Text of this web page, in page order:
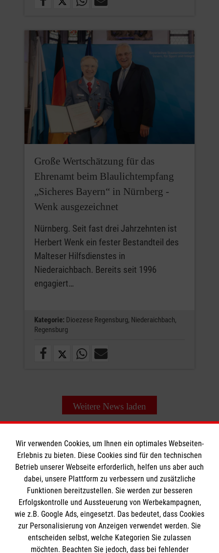
Große Wertschätzung für das
Ehrenamt beim Blaulichtempfang
„Sicheres Bayern“ in Nürnberg -
Wenk ausgezeichnet
Nürnberg. Seit fast drei Jahrzehnten ist
Herbert Wenk ein fester Bestandteil des
Malteser Hilfsdienstes in
Niederaichbach. Bereits seit 1996
engagiert…
Kategorie: Dioezese Regensburg, Niederaichbach,
Regensburg
Weitere News laden
Informationen
Impressum
Datenschutz
Kontakt
Die Malteser
Wir verwenden Cookies, um Ihnen ein optimales Webseiten-
Erlebnis zu bieten. Diese Cookies sind für den technischen
Betrieb unserer Webseite erforderlich, helfen uns aber auch
dabei, unsere Plattform zu verbessern und zusätzliche
Funktionen bereitzustellen. Sie werden zur besseren
Erfolgskontrolle und Aussteuerung von Werbekampagnen,
wie z.B. Google Ads, eingesetzt. Das bedeutet, dass Cookies
zur Personalisierung von Anzeigen verwendet werden. Sie
entscheiden selbst, welche Kategorien Sie zulassen
möchten. Beachten Sie jedoch, dass bei fehlender